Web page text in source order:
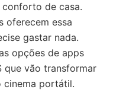
de casa.
oferecem essa
gastar nada.
opções de apps
que vão transformar
cinema portátil.